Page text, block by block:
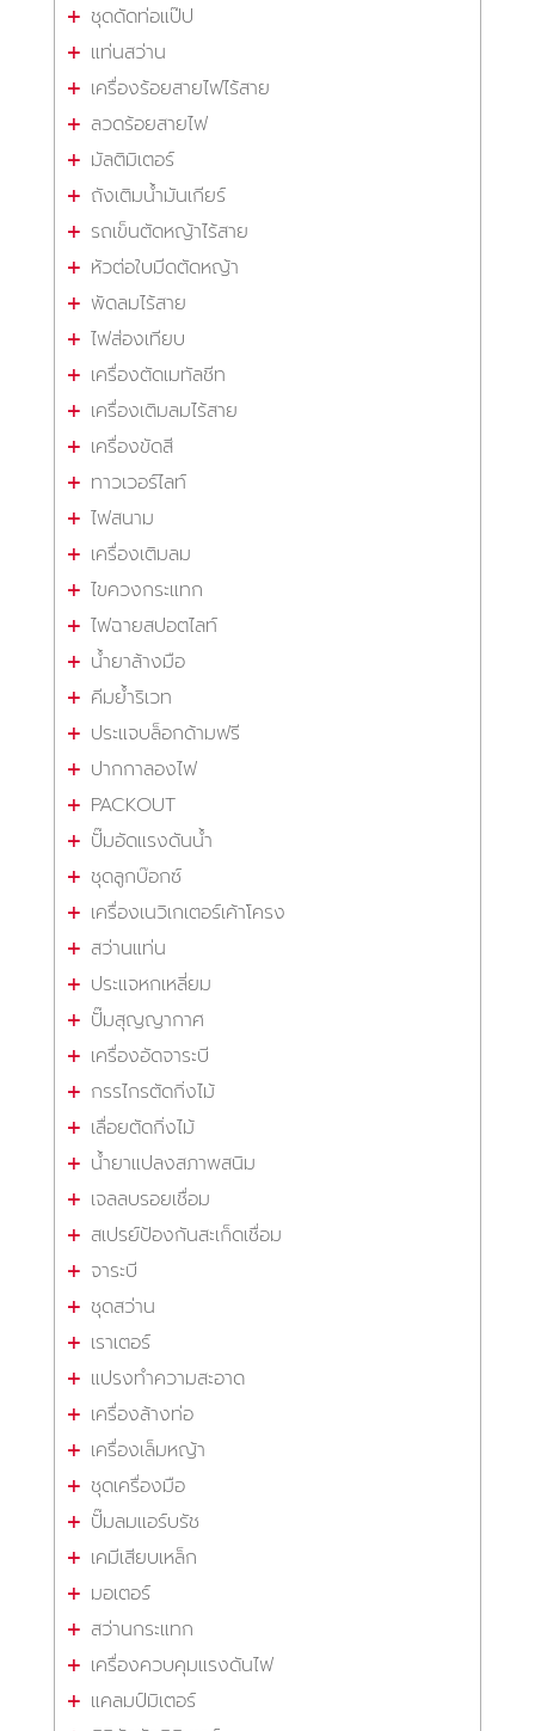
ชุดดัดท่อแป๊ป
แท่นสว่าน
เครื่องร้อยสายไฟไร้สาย
ลวดร้อยสายไฟ
มัลติมิเตอร์
ถังเติมน้ำมันเกียร์
รถเข็นตัดหญ้าไร้สาย
หัวต่อใบมีดตัดหญ้า
พัดลมไร้สาย
ไฟส่องเทียบ
เครื่องตัดเมทัลชีท
เครื่องเติมลมไร้สาย
เครื่องขัดสี
ทาวเวอร์ไลท์
ไฟสนาม
เครื่องเติมลม
ไขควงกระแทก
ไฟฉายสปอตไลท์
น้ำยาล้างมือ
คีมย้ำริเวท
ประแจบล็อกด้ามฟรี
ปากกาลองไฟ
PACKOUT
ปั๊มอัดแรงดันน้ำ
ชุดลูกบ๊อกซ์
เครื่องเนวิเกเตอร์เค้าโครง
สว่านแท่น
ประแจหกเหลี่ยม
ปั๊มสุญญากาศ
เครื่องอัดจาระบี
กรรไกรตัดกิ่งไม้
เลื่อยตัดกิ่งไม้
น้ำยาแปลงสภาพสนิม
เจลลบรอยเชื่อม
สเปรย์ป้องกันสะเก็ดเชื่อม
จาระบี
ชุดสว่าน
เราเตอร์
แปรงทำความสะอาด
เครื่องล้างท่อ
เครื่องเล็มหญ้า
ชุดเครื่องมือ
ปั๊มลมแอร์บรัช
เคมีเสียบเหล็ก
มอเตอร์
สว่านกระแทก
เครื่องควบคุมแรงดันไฟ
แคลมป์มิเตอร์